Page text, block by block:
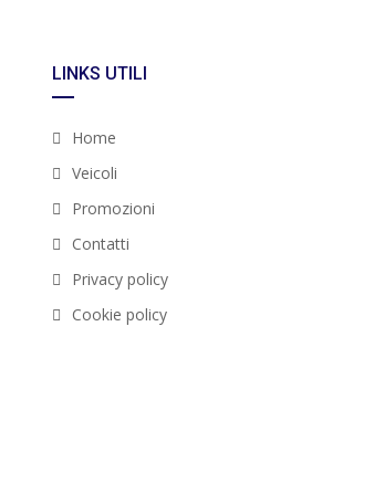
LINKS UTILI
Home
Veicoli
Promozioni
Contatti
Privacy policy
Cookie policy